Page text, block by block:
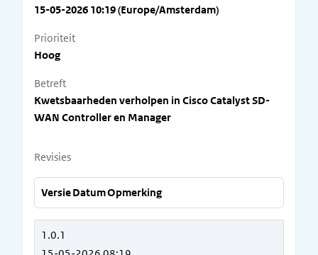
15-05-2026 10:19 (Europe/Amsterdam)
Prioriteit
Hoog
Betreft
Kwetsbaarheden verholpen in Cisco Catalyst SD-
WAN Controller en Manager
Revisies
VersieDatumOpmerking
1.0.1